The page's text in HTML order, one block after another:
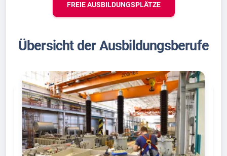
FREIE AUSBILDUNGSPLÄTZE
Übersicht der Ausbildungsberufe